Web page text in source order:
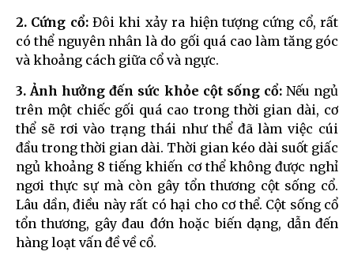
2. Cứng cổ:Đôi khi xảy ra hiện tượng cứng cổ, rất
có thể nguyên nhân là do gối quá cao làm tăng góc
và khoảng cách giữa cổ và ngực.
3. Ảnh hưởng đến sức khỏe cột sống cổ: Nếu ngủ
trên một chiếc gối quá cao trong thời gian dài, cơ
thể sẽ rơi vào trạng thái như thể đã làm việc cúi
đầu trong thời gian dài. Thời gian kéo dài suốt giấc
ngủ khoảng 8 tiếng khiến cơ thể không được nghỉ
ngơi thực sự mà còn gây tổn thương cột sống cổ.
Lâu dần, điều này rất có hại cho cơ thể. Cột sống cổ
tổn thương, gây đau đớn hoặc biến dạng, dẫn đến
hàng loạt vấn đề về cổ.